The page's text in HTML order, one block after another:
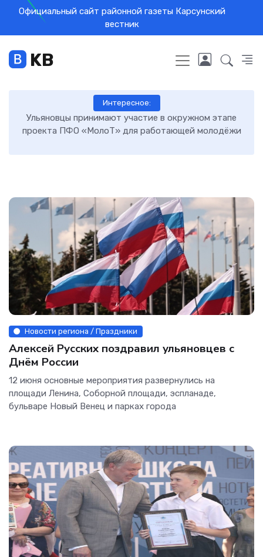
Официальный сайт районной газеты Карсунский
вестник
KB
Интересное:
Ульяновцы принимают участие в окружном этапе
проекта ПФО «МолоТ» для работающей молодёжи
Новости региона / Праздники
Алексей Русских поздравил ульяновцев с
Днëм России
12 июня основные мероприятия развернулись на
площади Ленина, Соборной площади, эспланаде,
бульваре Новый Венец и парках города